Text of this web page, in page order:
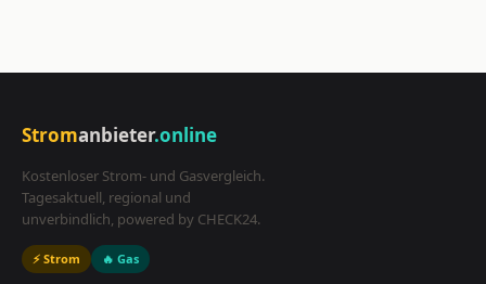
Stromanbieter.online
Kostenloser Strom- und Gasvergleich.
Tagesaktuell, regional und
unverbindlich, powered by CHECK24.
⚡ Strom 🔥 Gas